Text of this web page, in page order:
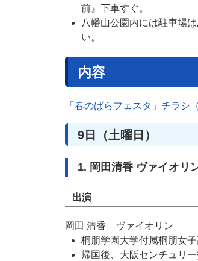
前』下車すぐ。
八幡山公園内には駐車場
い。
内容
「春のばらフェスタ」チラシ
9日（土曜日）
1. 岡田清香 ヴァイオリ
出演
岡田 清香 ヴァイオリン
桐朋学園大学付属桐朋女
帰国後、大阪センチュリ